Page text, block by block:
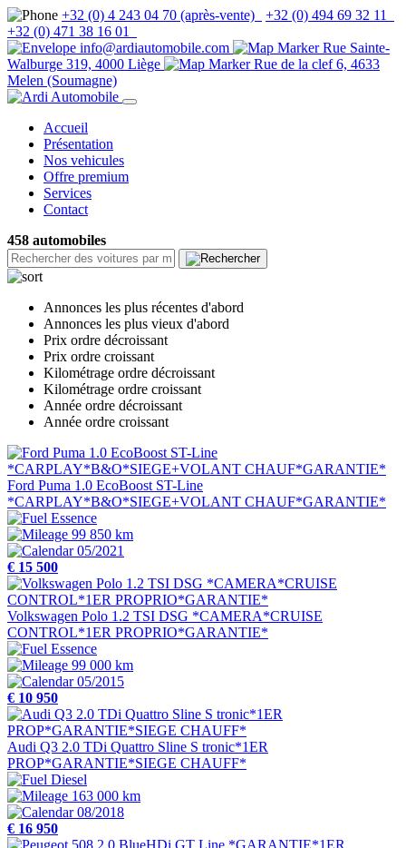
+32 (0) 4 243 04 70 (après-vente)
+32 (0) 494 69 32 11
+32 (0) 471 38 16 01
info@ardiautomobile.com
Rue Sainte-
Walburge 319, 4000 Liège
Rue de la clef 6, 4633
Melen (Soumagne)
Accueil
Présentation
Nos vehicules
Offre premium
Services
Contact
458 automobiles
Annonces les plus récentes d'abord
Annonces les plus vieux d'abord
Prix ordre décroissant
Prix ordre croissant
Kilométrage ordre décroissant
Kilométrage ordre croissant
Année ordre décroissant
Année ordre croissant
Ford Puma 1.0 EcoBoost ST-Line
*CARPLAY*B&O*SIEGE+VOLANT CHAUF*GARANTIE*
Essence
99 850 km
05/2021
€ 15 500
Volkswagen Polo 1.2 TSI DSG *CAMERA*CRUISE
CONTROL*1ER PROPRIO*GARANTIE*
Essence
99 000 km
05/2015
€ 10 950
Audi Q3 2.0 TDi Quattro Sline S tronic*1ER
PROP*GARANTIE*SIEGE CHAUFF*
Diesel
163 000 km
08/2018
€ 16 950